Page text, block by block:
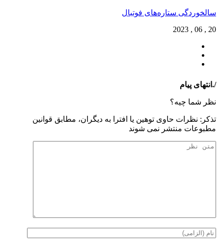
سالخوردگی ستاره‌های فوتبال
20 , 06 , 2023
/.انتهای پیام
نظر شما چیه؟
تذكر: نظرات حاوی توهين يا افترا به ديگران، مطابق قوانين
مطبوعات منتشر نمی شوند